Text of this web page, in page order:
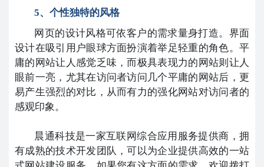
5、个性独特的风格
网页的设计风格可依客户的需求量身打造。界面
设计在吸引用户眼球方面扮演着举足轻重的角色。平
庸的网站让人感觉乏味，而极具表现力的网站则让人
眼前一亮，尤其在访问者访问几个平庸的网站后，更
易产生强烈的对比，从而有力的强化网站对访问者的
感观印象。
晨通科技是一家互联网综合应用服务提供商，拥
有成熟的技术开发团队，可以为企业提供高效的一站